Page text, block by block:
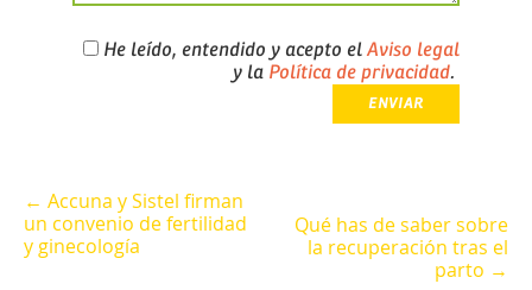
He leído, entendido y acepto elAviso legal
y la Política de privacidad.
← Accuna y Sistel firman
un convenio de fertilidad
y ginecología
Qué has de saber sobre
la recuperación tras el
parto →